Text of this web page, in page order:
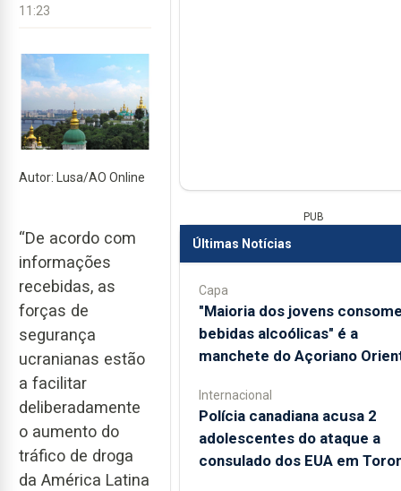
11:23
Autor: Lusa/AO Online
“De acordo com
informações
recebidas, as
forças de
segurança
ucranianas estão
a facilitar
deliberadamente
o aumento do
tráfico de droga
da América Latina
PUB
Últimas Notícias
Capa
"Maioria dos jovens
bebidas alcoólicas" é a
manchete do Açoriano
Internacional
Polícia canadiana acusa 2
adolescentes do ataque a
consulado dos EUA em